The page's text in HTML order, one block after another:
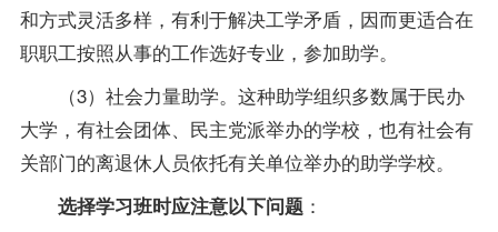
和方式灵活多样，有利于解决工学矛盾，因而更适合在
职职工按照从事的工作选好专业，参加助学。
（3）社会力量助学。这种助学组织多数属于民办
大学，有社会团体、民主党派举办的学校，也有社会有
关部门的离退休人员依托有关单位举办的助学学校。
选择学习班时应注意以下问题：